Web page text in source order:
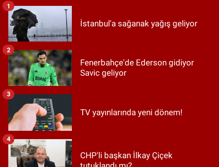
İstanbul'a sağanak yağış geliyor
1
Fenerbahçe'de Ederson gidiyor
Savic geliyor
2
TV yayınlarında yeni dönem!
3
CHP'li başkan İlkay Çiçek
4